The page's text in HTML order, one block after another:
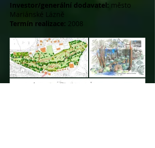
Investor/generální dodavatel: město
Mariánské Lázně
Termín realizace: 2008